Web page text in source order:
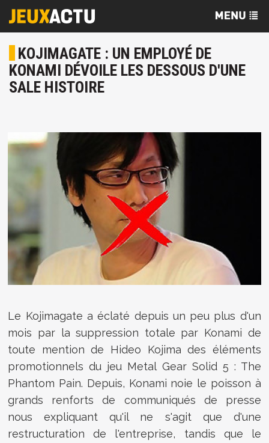
KOJIMAGATE : UN EMPLOYÉ DE
KONAMI DÉVOILE LES DESSOUS D'UNE
SALE HISTOIRE
Le Kojimagate a éclaté depuis un peu plus d'un
mois par la suppression totale par Konami de
toute mention de Hideo Kojima des éléments
promotionnels du jeu Metal Gear Solid 5 : The
Phantom Pain. Depuis, Konami noie le poisson à
grands renforts de communiqués de presse
nous expliquant qu'il ne s'agit que d'une
restructuration de l'entreprise, tandis que le